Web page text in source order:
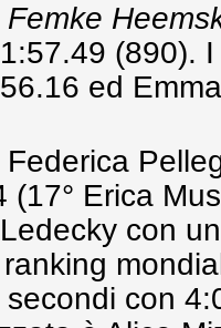
Femke
(890).
ed
Federica
(17° Erica
con
con